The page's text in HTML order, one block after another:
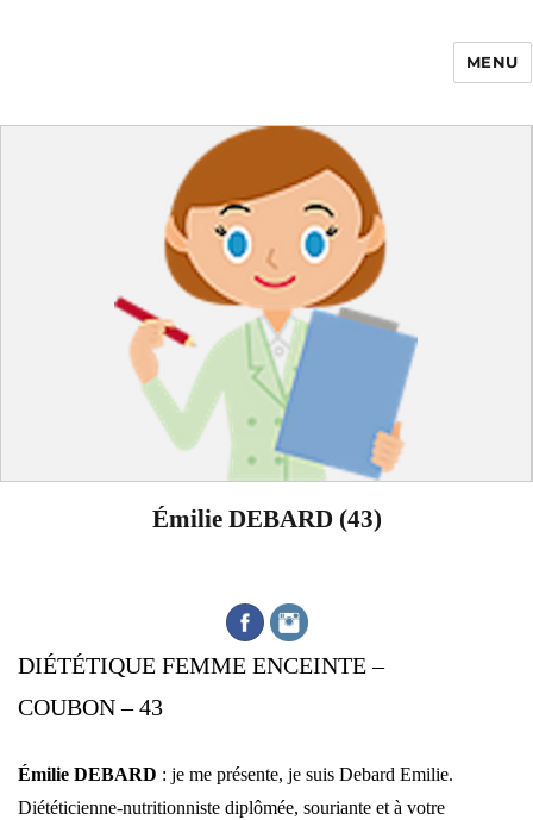
Enfance Made in
France
MENU
Émilie DEBARD (43)
DIÉTÉTIQUE FEMME ENCEINTE –
COUBON – 43
Émilie DEBARD : je me présente, je suis Debard Emilie.
Diététicienne-nutritionniste diplômée, souriante et à votre